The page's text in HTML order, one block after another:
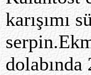
karışımı